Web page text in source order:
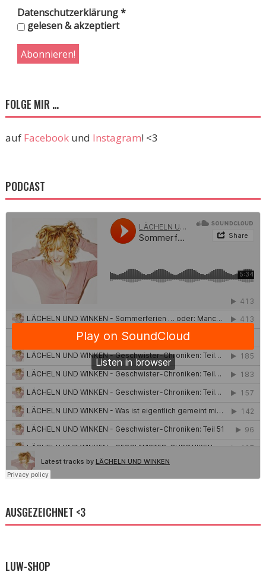
Datenschutzerklärung*
gelesen & akzeptiert
FOLGE MIR …
auf Facebookund Instagram! <3
PODCAST
AUSGEZEICHNET <3
LUW-SHOP